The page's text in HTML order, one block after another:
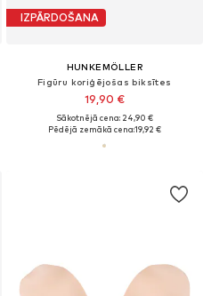
IZPĀRDOŠANA
HUNKEMÖLLER
Figūru koriģējošas biksītes
19,90 €
Sākotnējā cena: 24,90 €
Pēdējā zemākā cena:19,92 €